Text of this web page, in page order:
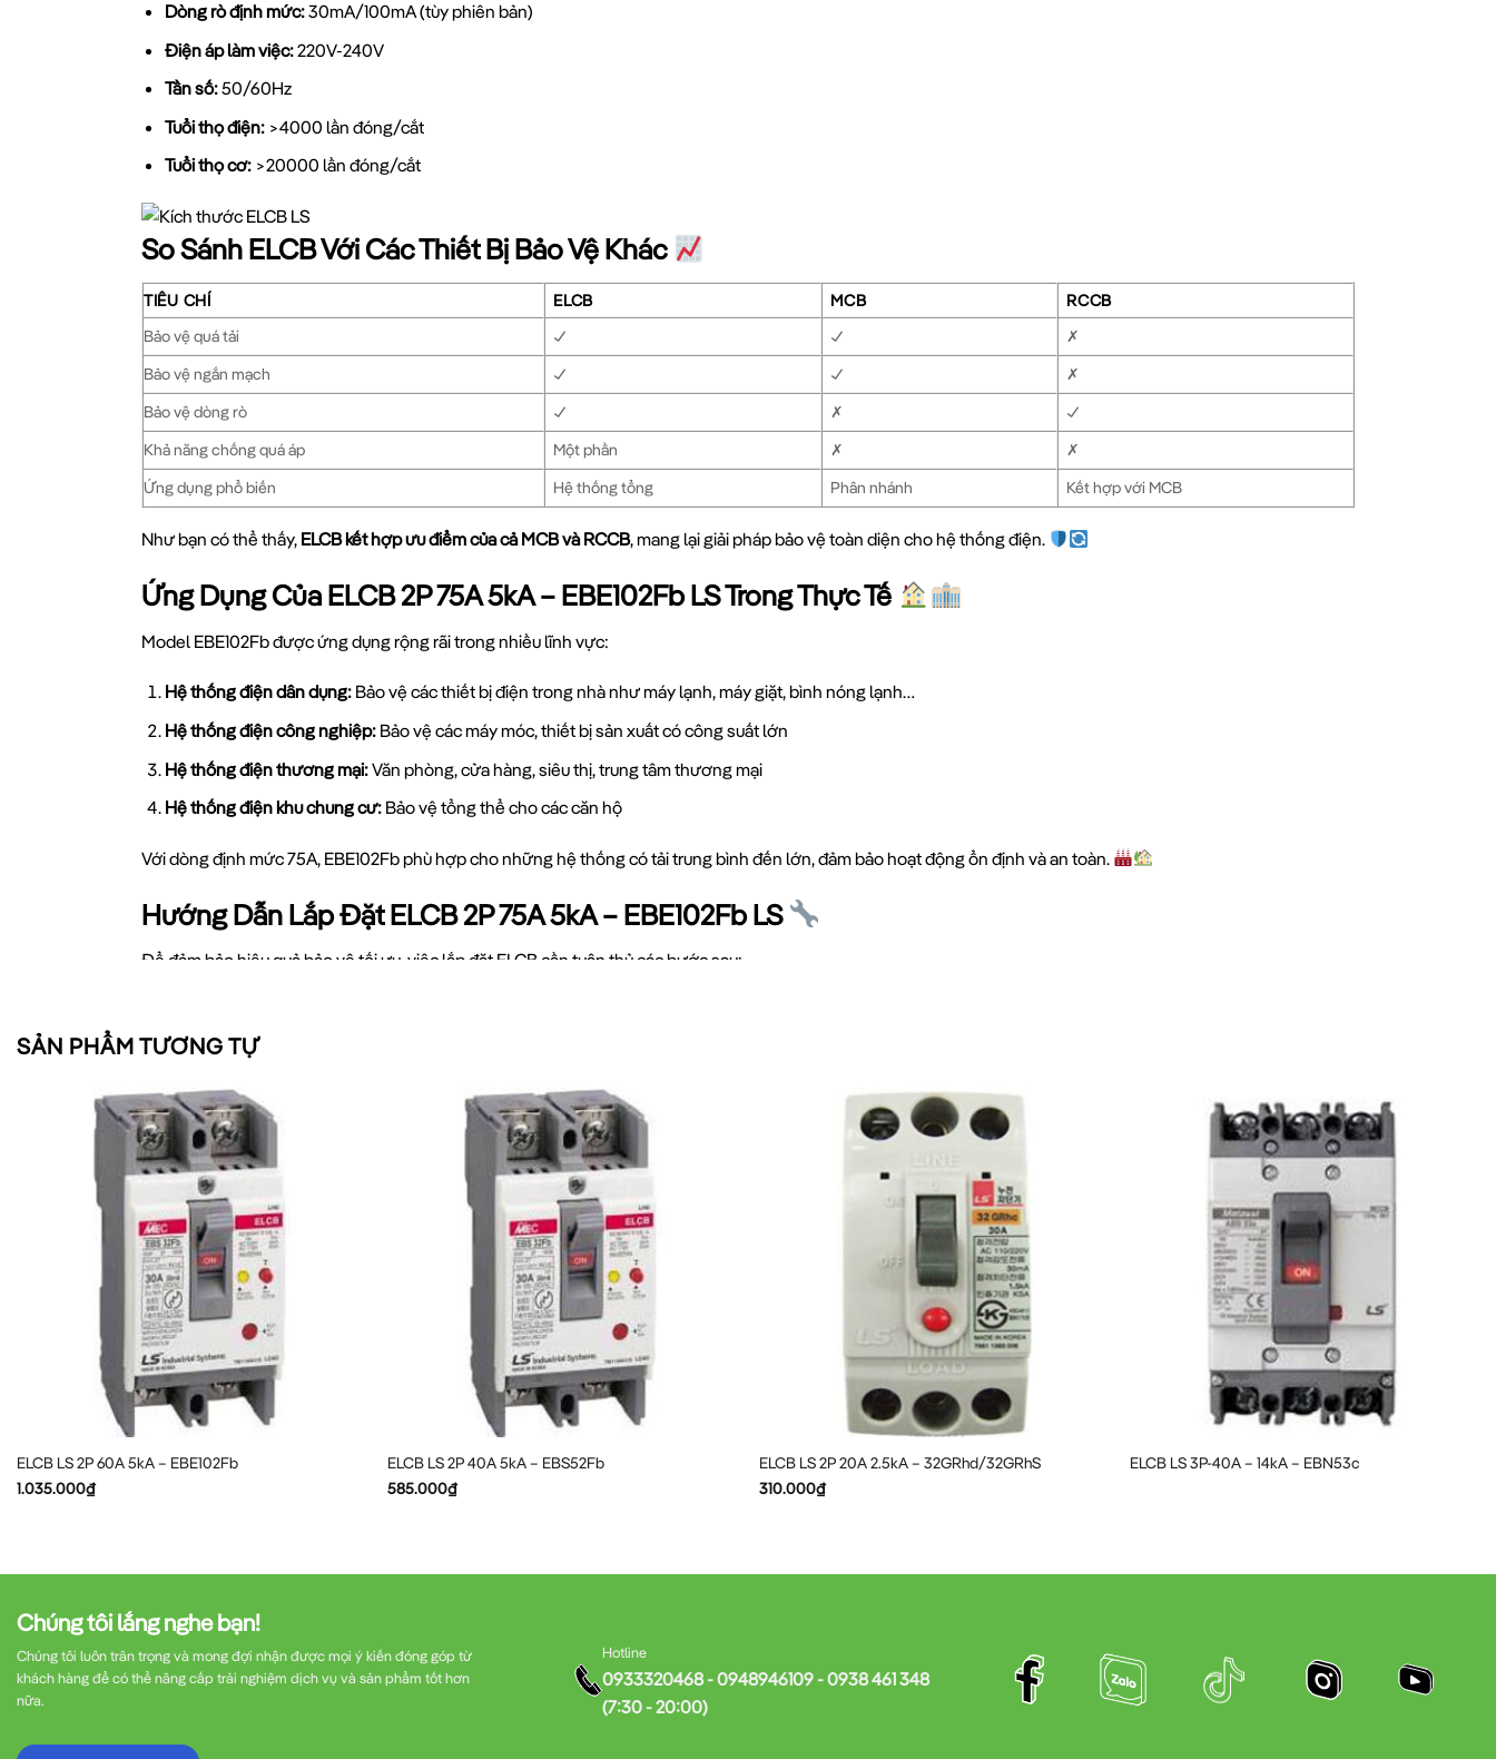
Dòng rò định mức:30mA/100mA (tùy phiên bản)
Điện áp làm việc:220V-240V
Tần số:50/60Hz
Tuổi thọ điện:>4000 lần đóng/cắt
Tuổi thọ cơ:>20000 lần đóng/cắt
So Sánh ELCB Với Các Thiết Bị Bảo Vệ Khác
TIÊU CHÍ ELCB MCB
RCCB
Bảo vệ quá tải
✓ ✓
✗
Bảo vệ ngắn mạch
✓ ✓
✗
Bảo vệ dòng rò
✓ ✗
✓
Khả năng chống quá áp
Một phần ✗
✗
Ứng dụng phổ biến
Hệ thống tổng Phân nhánh Kết hợp với MCB
Như bạn có thể thấy, ELCB kết hợp ưu điểm của cả MCB và RCCB, mang lại giải pháp bảo vệ toàn diện cho hệ thống điện.
Ứng Dụng Của ELCB 2P 75A 5kA – EBE102Fb LS Trong Thực Tế
Model EBE102Fb được ứng dụng rộng rãi trong nhiều lĩnh vực:
Hệ thống điện dân dụng:Bảo vệ các thiết bị điện trong nhà như máy lạnh, máy giặt, bình nóng lạnh…
Hệ thống điện công nghiệp:Bảo vệ các máy móc, thiết bị sản xuất có công suất lớn
Hệ thống điện thương mại:Văn phòng, cửa hàng, siêu thị, trung tâm thương mại
Hệ thống điện khu chung cư:Bảo vệ tổng thể cho các căn hộ
Với dòng định mức 75A, EBE102Fb phù hợp cho những hệ thống có tải trung bình đến lớn, đảm bảo hoạt động ổn định và an toàn.
Hướng Dẫn Lắp Đặt ELCB 2P 75A 5kA – EBE102Fb LS
Để đảm bảo hiệu quả bảo vệ tối ưu, việc lắp đặt ELCB cần tuân thủ các bước sau:
Kiểm tra thông số
Gắn ELCB vào vị trí
đầu nguồn của hệ thống điện cần bảo vệ
Đấu dây phase vào cực LINE
(thường được đánh dấu L) và dây trung tính vào cực NEUTRAL (thường được đánh dấu N)
Đảm bảo dây dẫn
có tiết diện phù hợp với dòng định mức 75A
Kiểm tra nút TEST
sau khi hoàn tất lắp đặt để đảm bảo thiết bị hoạt động đúng
Lưu ý quan trọng:Việc lắp đặt nên được thực hiện bởi thợ điện có chuyên môn để đảm bảo an toàn và hiệu quả.
Ưu Điểm Nổi Bật Của ELCB 2P 75A 5kA – EBE102Fb LS
ELCB EBE102Fb LS nổi bật với nhiều ưu điểm vượt trội:
Thiết kế nhỏ gọn:
Chỉ chiếm 2 module trên thanh DIN, tiết kiệm không gian lắp đặt
Thời gian ngắt nhanh:
Dưới 0.1 giây khi phát hiện dòng rò, đảm bảo an toàn tối đa
Thương hiệu uy tín:
Những ưu điểm này giúpELCB LStrở thành lựa chọn hàng đầu cho các dự án yêu cầu độ an toàn cao.
Câu Hỏi Thường Gặp Về ELCB 2P 75A 5kA – EBE102Fb LS
SẢN PHẨM TƯƠNG TỰ
ELCB LS 2P 60A 5kA – EBE102Fb
1.035.000₫
ELCB LS 2P 40A 5kA – EBS52Fb
585.000₫
ELCB LS 2P 20A 2.5kA – 32GRhd/32GRhS
310.000₫
ELCB LS 3P-40A – 14kA – EBN53c
Chúng tôi lắng nghe bạn!
Chúng tôi luôn trân trọng và mong đợi nhận được mọi ý kiến đóng góp từ
khách hàng để có thể nâng cấp trải nghiệm dịch vụ và sản phẩm tốt hơn
nữa.
Hotline
0933320468 - 0948946109 - 0938 461 348
(7:30 - 20:00)